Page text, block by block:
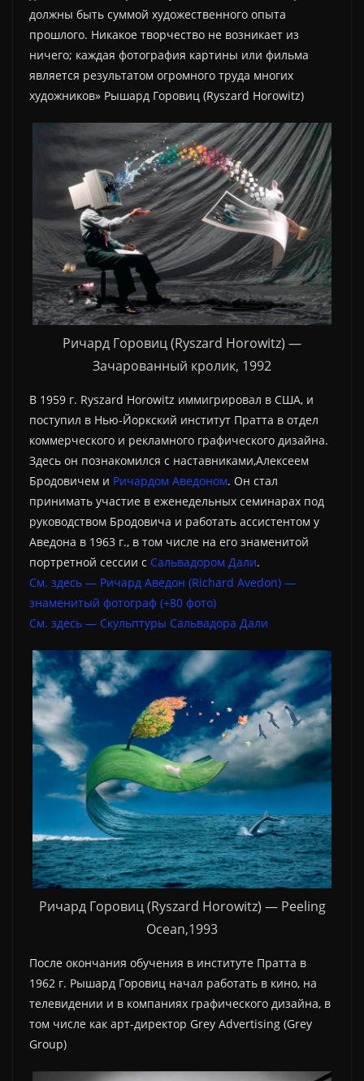
должны быть суммой художественного опыта
прошлого. Никакое творчество не возникает из
ничего; каждая фотография картины или фильма
является результатом огромного труда многих
художников» Рышард Горовиц (Ryszard Horowitz)
Ричард Горовиц (Ryszard Horowitz) —
Зачарованный кролик, 1992
В 1959 г. Ryszard Horowitz иммигрировал в США, и
поступил в Нью-Йоркский институт Пратта в отдел
коммерческого и рекламного графического дизайна.
Здесь он познакомился с наставниками,Алексеем
Бродовичем и Ричардом Аведоном. Он стал
принимать участие в еженедельных семинарах под
руководством Бродовича и работать ассистентом у
Аведона в 1963 г., в том числе на его знаменитой
портретной сессии с Сальвадором Дали.
См. здесь — Ричард Аведон (Richard Avedon) —
знаменитый фотограф (+80 фото)
См. здесь — Скульптуры Сальвадора Дали
Ричард Горовиц (Ryszard Horowitz) — Peeling
Ocean,1993
После окончания обучения в институте Пратта в
1962 г. Рышард Горовиц начал работать в кино, на
телевидении и в компаниях графического дизайна, в
том числе как арт-директор Grey Advertising (Grey
Group)